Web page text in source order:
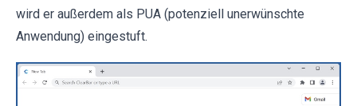
wird er außerdem als PUA (potenziell unerwünschte
Anwendung) eingestuft.